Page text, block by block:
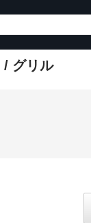
/ グリル